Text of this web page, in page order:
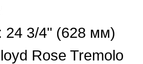
24 3/4" (628 мм)
Rose Tremolo